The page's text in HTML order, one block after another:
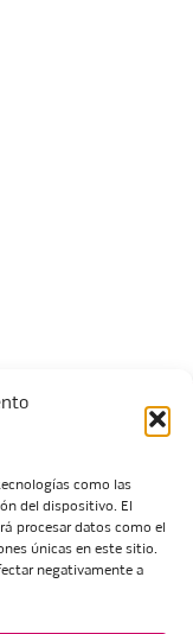
como las
del dispositivo. El
procesar datos como el
únicas en este sitio.
negativamente a